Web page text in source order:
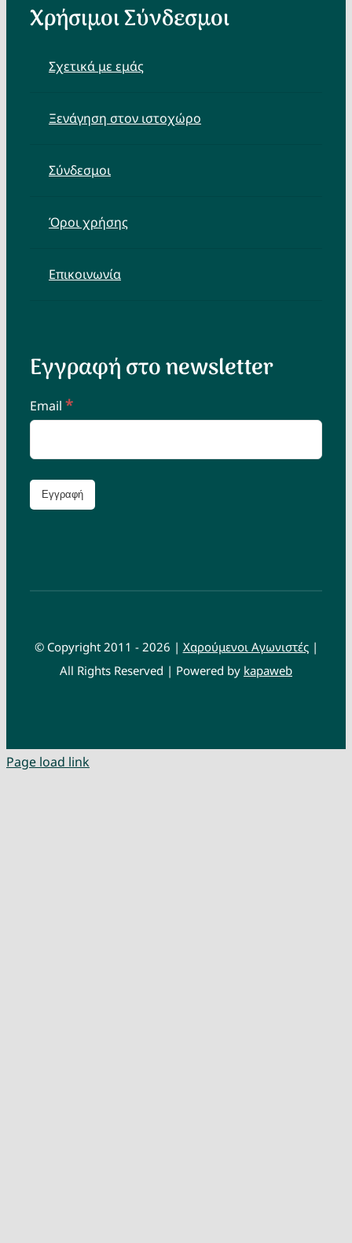
Χρήσιμοι Σύνδεσμοι
Σχετικά με εμάς
Ξενάγηση στον ιστοχώρο
Σύνδεσμοι
Όροι χρήσης
Επικοινωνία
Εγγραφή στο newsletter
Email *
© Copyright 2011 - 2026 | Χαρούμενοι Αγωνιστές|
All Rights Reserved | Powered by kapaweb
Page load link